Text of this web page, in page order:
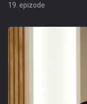
19. epizode